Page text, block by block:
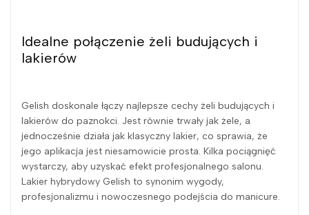
Idealne połączenie żeli budujących i
lakierów
Gelish doskonale łączy najlepsze cechy żeli budujących i
lakierów do paznokci. Jest równie trwały jak żele, a
jednocześnie działa jak klasyczny lakier, co sprawia, że
jego aplikacja jest niesamowicie prosta. Kilka pociągnięć
wystarczy, aby uzyskać efekt profesjonalnego salonu.
Lakier hybrydowy Gelish to synonim wygody,
profesjonalizmu i nowoczesnego podejścia do manicure.